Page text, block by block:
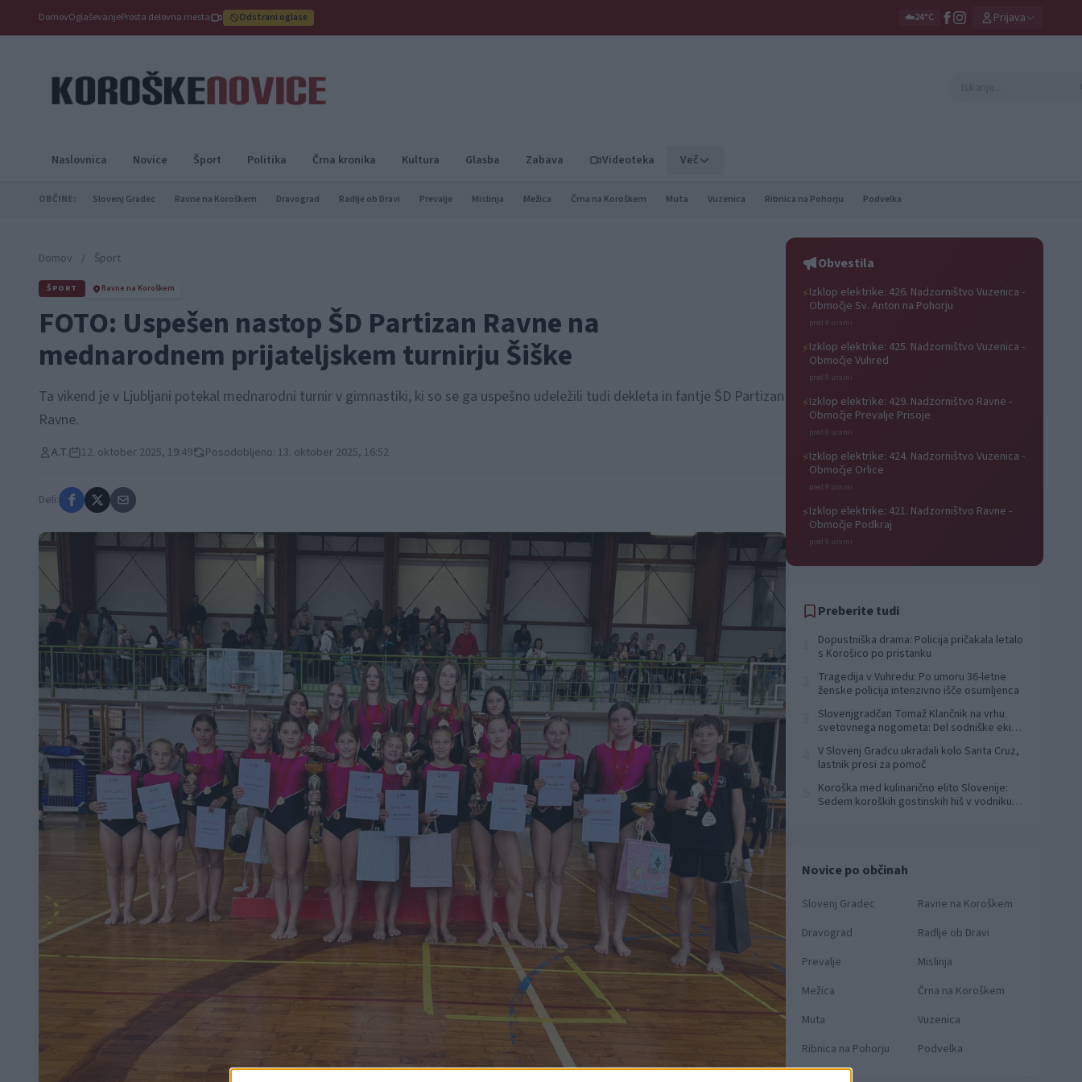
DomovOglaševanjeProsta delovna mesta Odstrani oglase ☁️24°C Prijava
Naslovnica Novice Šport Politika Črna kronika Kultura Glasba Zabava Videoteka Več
OBČINE: Slovenj Gradec Ravne na Koroškem Dravograd Radlje ob Dravi Prevalje Mislinja Mežica Črna na Koroškem Muta Vuzenica Ribnica na Pohorju Podvelka
Domov / Šport
ŠPORT Ravne na Koroškem
FOTO: Uspešen nastop ŠD Partizan Ravne na
mednarodnem prijateljskem turnirju Šiške
Ta vikend je v Ljubljani potekal mednarodni turnir v gimnastiki, ki so se ga uspešno udeležili tudi dekleta in fantje ŠD Partizan
Ravne.
A.T. 12. oktober 2025, 19:49 Posodobljeno: 13. oktober 2025, 16:52
Deli:
Obvestila
⚡Izklop elektrike: 426. Nadzorništvo Vuzenica -
Območje Sv. Anton na Pohorju
pred 9 urami
⚡Izklop elektrike: 425. Nadzorništvo Vuzenica -
Območje Vuhred
pred 9 urami
⚡Izklop elektrike: 429. Nadzorništvo Ravne -
Območje Prevalje Prisoje
pred 9 urami
⚡Izklop elektrike: 424. Nadzorništvo Vuzenica -
Območje Orlice
pred 9 urami
⚡Izklop elektrike: 421. Nadzorništvo Ravne -
Območje Podkraj
pred 9 urami
Preberite tudi
Dopustniška drama: Policija pričakala letalo
s Korošico po pristanku
Tragedija v Vuhredu: Po umoru 36-letne
ženske policija intenzivno išče osumljenca
Slovenjgradčan Tomaž Klančnik na vrhu
svetovnega nogometa: Del sodniške ekipe
V Slovenj Gradcu ukradali kolo Santa Cruz,
lastnik prosi za pomoč
Koroška med kulinarično elito Slovenije:
Sedem koroških gostinskih hiš v vodniku
Novice po občinah
Slovenj Gradec
Ravne na Koroškem
Dravograd
Radlje ob Dravi
Prevalje
Mislinja
Mežica
Črna na Koroškem
Muta
Vuzenica
Ribnica na Pohorju
Podvelka